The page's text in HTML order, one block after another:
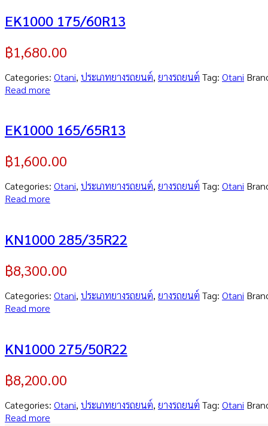
EK1000 175/60R13
฿1,680.00
Categories: Otani, ประเภทยางรถยนต์, ยางรถยนต์ Tag: Otani
Read more
EK1000 165/65R13
฿1,600.00
Categories: Otani, ประเภทยางรถยนต์, ยางรถยนต์ Tag: Otani
Read more
KN1000 285/35R22
฿8,300.00
Categories: Otani, ประเภทยางรถยนต์, ยางรถยนต์ Tag: Otani
Read more
KN1000 275/50R22
฿8,200.00
Categories: Otani, ประเภทยางรถยนต์, ยางรถยนต์ Tag: Otani
Read more